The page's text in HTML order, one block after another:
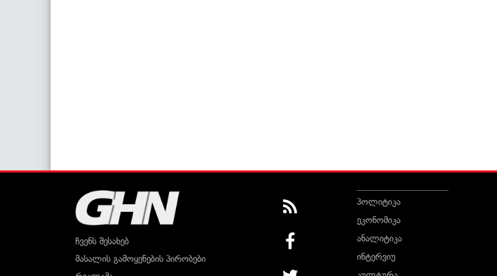
ჩვენს შესახებ
მასალის გამოყენების პირობები
პოლიტიკა
ეკონომიკა
ანალიტიკა
ინტერვიუ